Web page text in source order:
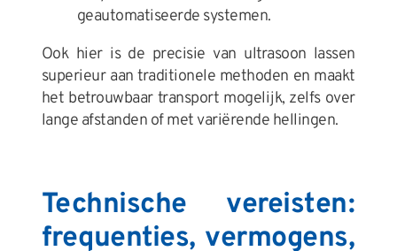
geautomatiseerde systemen.
Ook hier is de precisie van ultrasoon lassen
superieur aan traditionele methoden en maakt
het betrouwbaar transport mogelijk, zelfs over
lange afstanden of met variërende hellingen.
Technische vereisten:
frequenties, vermogens,